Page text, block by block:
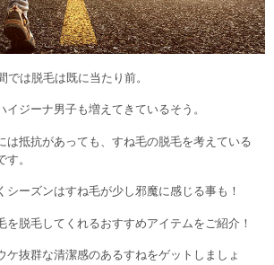
では脱毛は既に当たり前。
イジーナ男子も増えてきているそう。
は抵抗があっても、すね毛の脱毛を考えている
。
シーズンはすね毛が少し邪魔に感じる事も！
を脱毛してくれるおすすめアイテムをご紹介！
ケ抜群な清潔感のあるすねをゲットしましょ